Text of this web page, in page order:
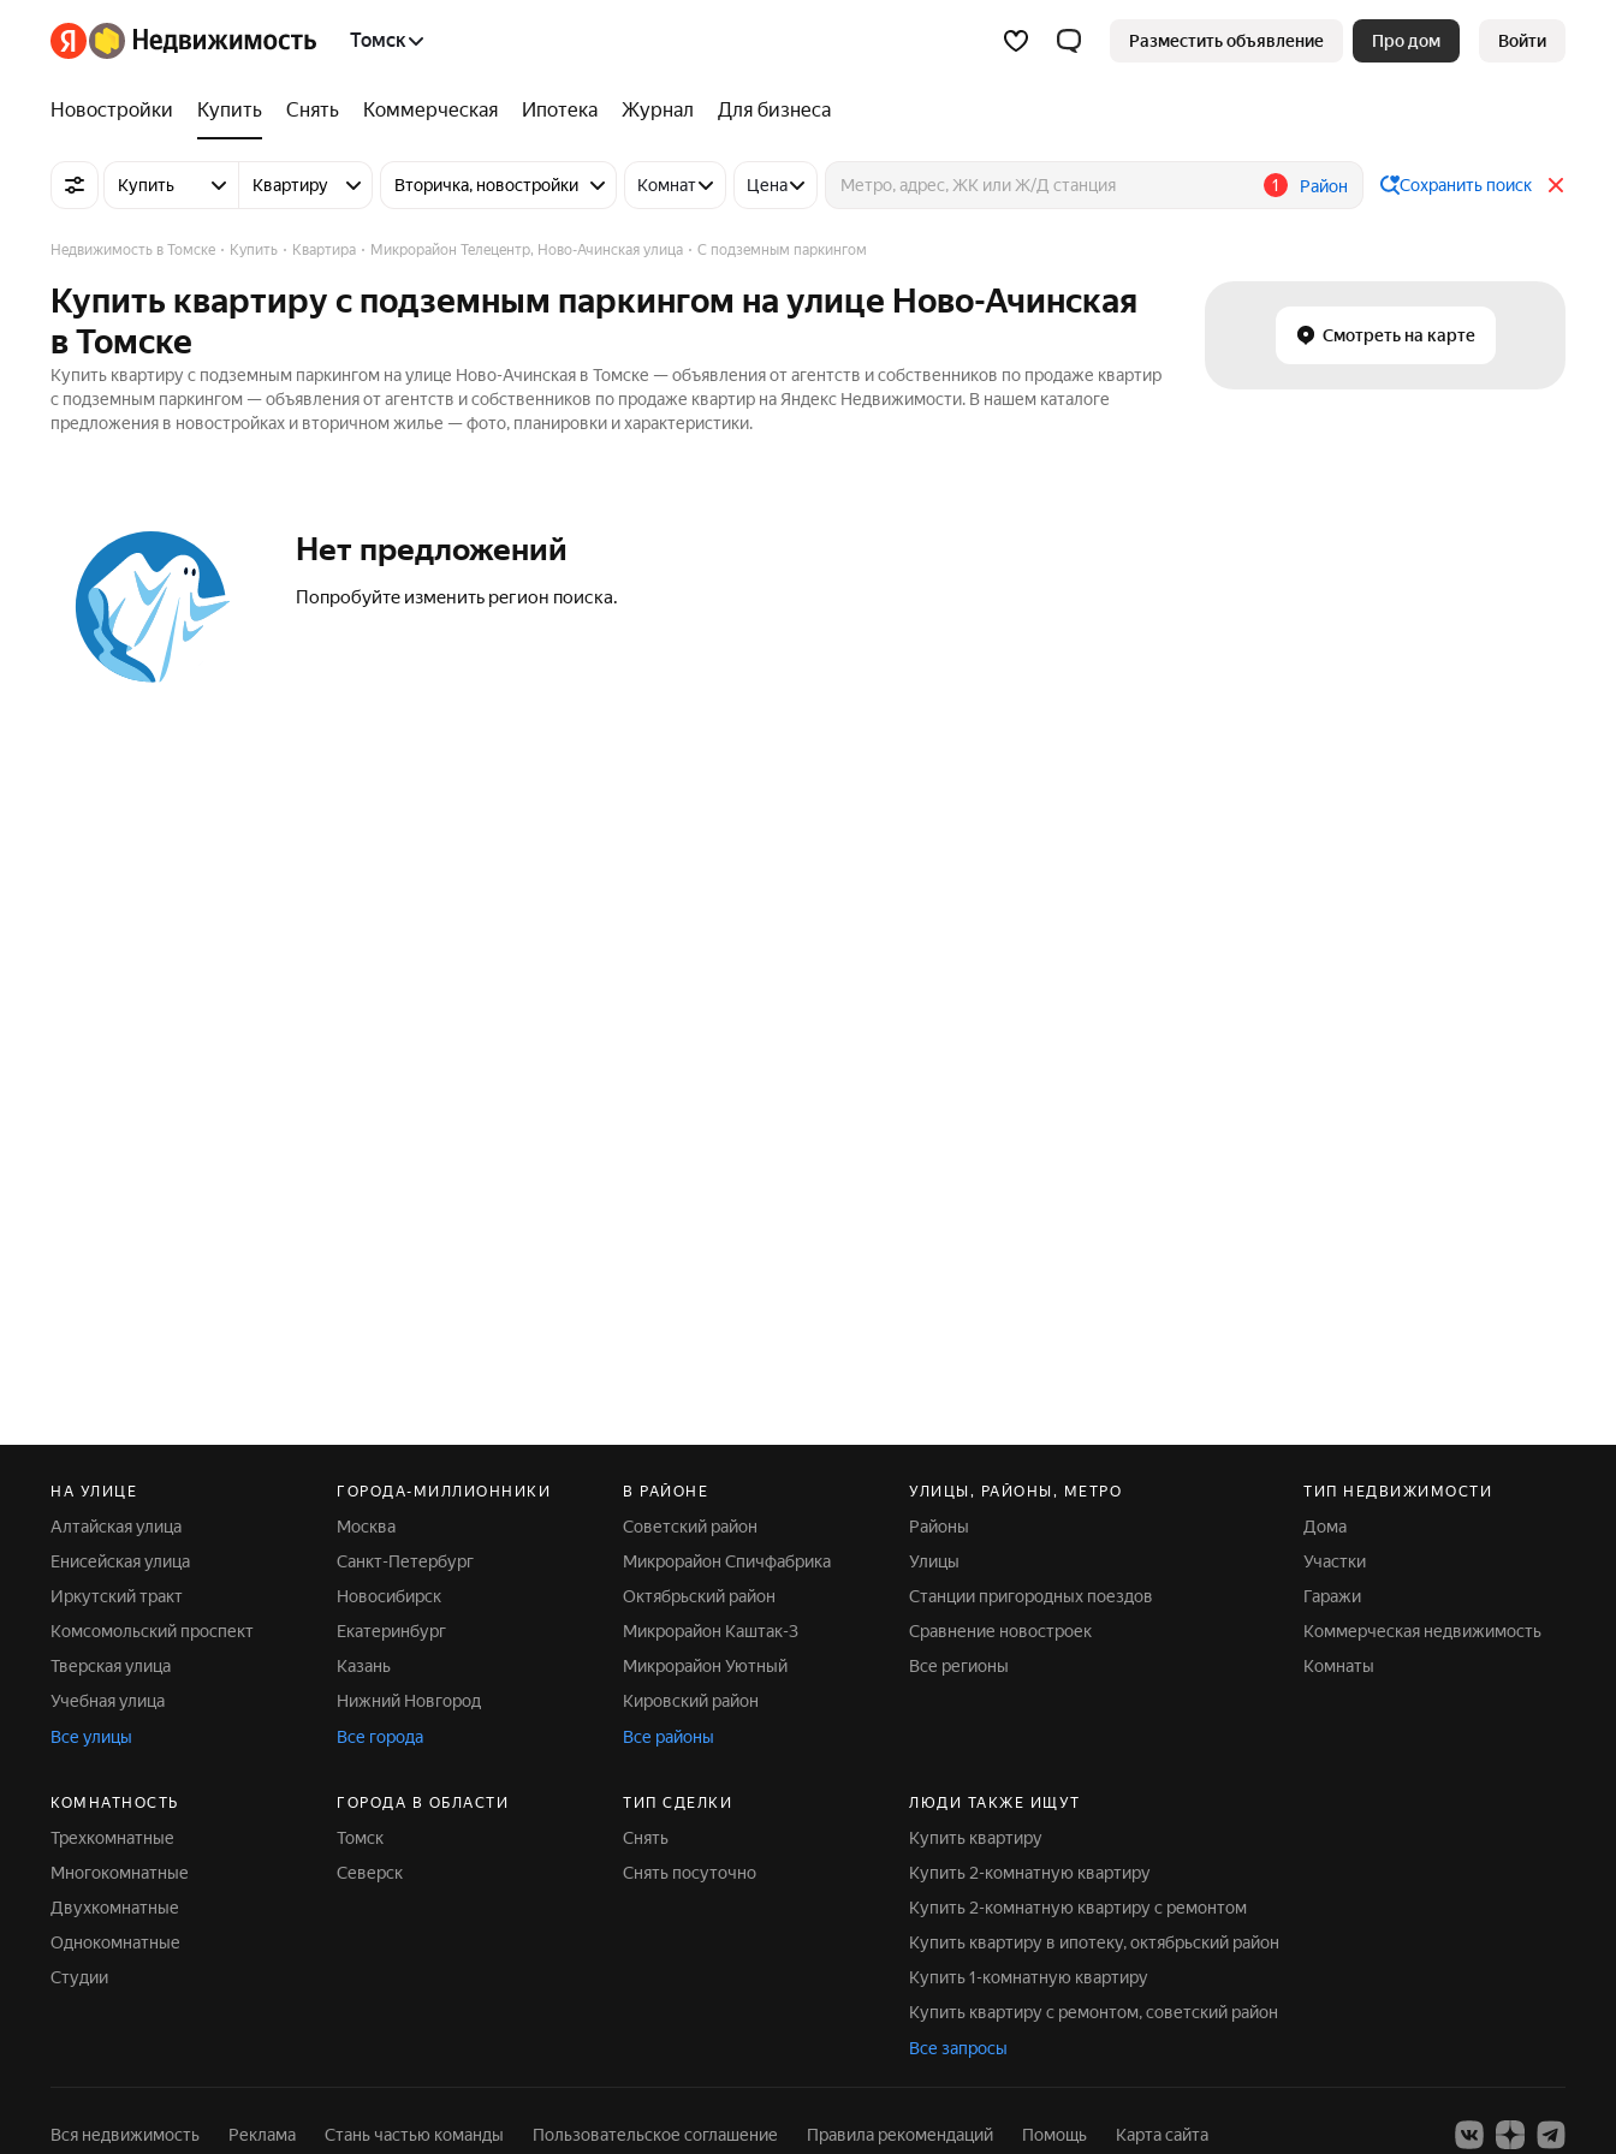
Томск Разместить объявление Про дом Войти
Новостройки Купить Снять Коммерческая Ипотека Журнал Для бизнеса
Купить Квартиру Вторичка, новостройки Комнат Цена 1 Район Сохранить поиск
Смотреть на карте
Недвижимость в Томске Купить Квартира Микрорайон Телецентр, Ново-Ачинская улица С подземным паркингом
Купить квартиру с подземным паркингом на улице Ново-Ачинская
в Томске
Купить квартиру с подземным паркингом на улице Ново-Ачинская в Томске — объявления от агентств и собственников по продаже квартир
с подземным паркингом — объявления от агентств и собственников по продаже квартир на Яндекс Недвижимости. В нашем каталоге
предложения в новостройках и вторичном жилье — фото, планировки и характеристики.
Нет предложений
Попробуйте изменить регион поиска.
НА УЛИЦЕ
Алтайская улица
Енисейская улица
Иркутский тракт
Комсомольский проспект
Тверская улица
Учебная улица
Все улицы
ГОРОДА-МИЛЛИОННИКИ
Москва
Санкт-Петербург
Новосибирск
Екатеринбург
Казань
Нижний Новгород
Все города
В РАЙОНЕ
Советский район
Микрорайон Спичфабрика
Октябрьский район
Микрорайон Каштак-3
Микрорайон Уютный
Кировский район
Все районы
УЛИЦЫ, РАЙОНЫ, МЕТРО
Районы
Улицы
Станции пригородных поездов
Сравнение новостроек
Все регионы
ТИП НЕДВИЖИМОСТИ
Дома
Участки
Гаражи
Коммерческая недвижимость
Комнаты
КОМНАТНОСТЬ
Трехкомнатные
Многокомнатные
Двухкомнатные
Однокомнатные
Студии
ГОРОДА В ОБЛАСТИ
Томск
Северск
ТИП СДЕЛКИ
Снять
Снять посуточно
ЛЮДИ ТАКЖЕ ИЩУТ
Купить квартиру
Купить 2-комнатную квартиру
Купить 2-комнатную квартиру с ремонтом
Купить квартиру в ипотеку, октябрьский район
Купить 1-комнатную квартиру
Купить квартиру с ремонтом, советский район
Все запросы
Вся недвижимость Реклама Стань частью команды Пользовательское соглашение Правила рекомендаций Помощь Карта сайта